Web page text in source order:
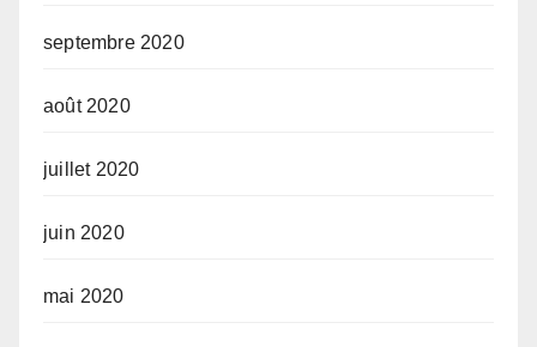
septembre 2020
août 2020
juillet 2020
juin 2020
mai 2020